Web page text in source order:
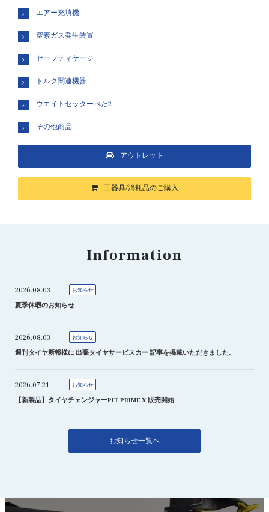
エアー充填機
窒素ガス発生装置
セーフティケージ
トルク関連機器
ウエイトセッターぺた2
その他商品
アウトレット
工器具/消耗品のご購入
Information
2026.08.03 お知らせ
夏季休暇のお知らせ
2026.08.03 お知らせ
週刊タイヤ新報様に 出張タイヤサービスカー 記事を掲載いただきました。
2026.07.21 お知らせ
【新製品】タイヤチェンジャーPIT PRIME X 販売開始
お知らせ一覧へ